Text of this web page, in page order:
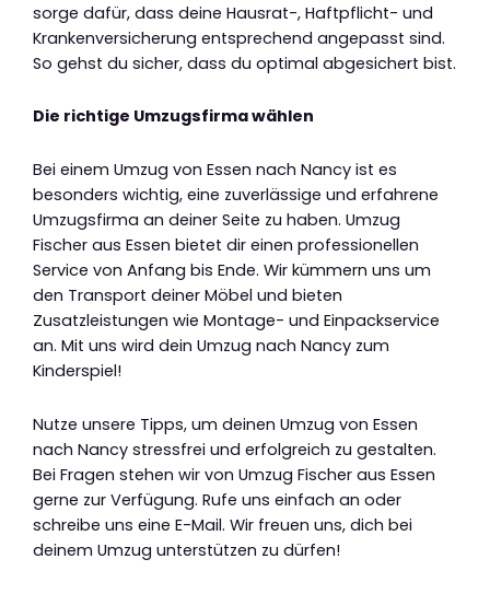
sorge dafür, dass deine Hausrat-, Haftpflicht- und
Krankenversicherung entsprechend angepasst sind.
So gehst du sicher, dass du optimal abgesichert bist.
Die richtige Umzugsfirma wählen
Bei einem Umzug von Essen nach Nancy ist es
besonders wichtig, eine zuverlässige und erfahrene
Umzugsfirma an deiner Seite zu haben. Umzug
Fischer aus Essen bietet dir einen professionellen
Service von Anfang bis Ende. Wir kümmern uns um
den Transport deiner Möbel und bieten
Zusatzleistungen wie Montage- und Einpackservice
an. Mit uns wird dein Umzug nach Nancy zum
Kinderspiel!
Nutze unsere Tipps, um deinen Umzug von Essen
nach Nancy stressfrei und erfolgreich zu gestalten.
Bei Fragen stehen wir von Umzug Fischer aus Essen
gerne zur Verfügung. Rufe uns einfach an oder
schreibe uns eine E-Mail. Wir freuen uns, dich bei
deinem Umzug unterstützen zu dürfen!